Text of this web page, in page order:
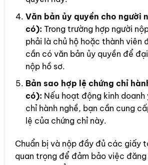
Văn bản ủy quyền cho người
có): Trong trường hợp người
phải là chủ hộ hoặc thành viên
cần có văn bản ủy quyền để
nộp hồ sơ.
Bản sao hợp lệ chứng chỉ
có): Nếu hoạt động kinh doanh
chỉ hành nghề, bạn cần cung
lệ của chứng chỉ này.
Chuẩn bị và nộp đầy đủ các giấy
quan trọng để đảm bảo việc đăng